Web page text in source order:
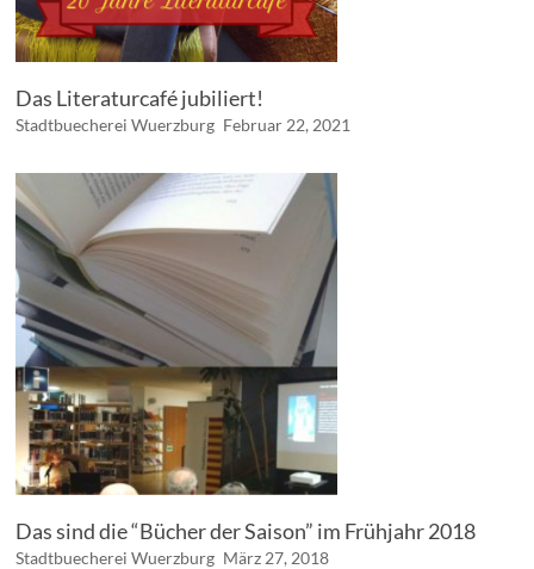
Das Literaturcafé jubiliert!
Stadtbuecherei Wuerzburg Februar 22, 2021
Das sind die “Bücher der Saison” im Frühjahr 2018
Stadtbuecherei Wuerzburg März 27, 2018